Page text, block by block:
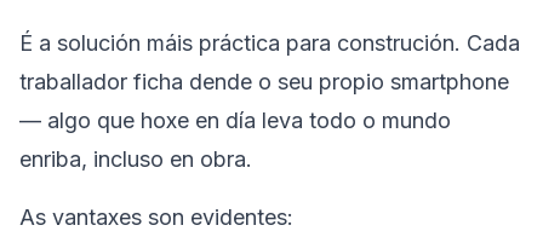
É a solución máis práctica para construción. Cada
traballador ficha dende o seu propio smartphone
— algo que hoxe en día leva todo o mundo
enriba, incluso en obra.
As vantaxes son evidentes: